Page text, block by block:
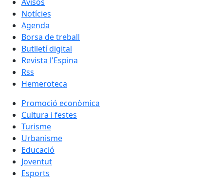
Notícies
Agenda
Borsa de treball
Butlletí digital
Revista l'Espina
Rss
Hemeroteca
Promoció econòmica
Cultura i festes
Turisme
Urbanisme
Educació
Joventut
Esports